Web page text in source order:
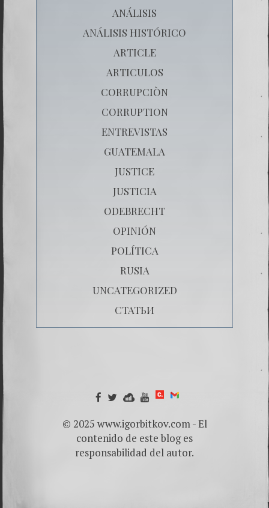
ANÁLISIS
ANÁLISIS HISTÓRICO
ARTICLE
ARTICULOS
CORRUPCIÒN
CORRUPTION
ENTREVISTAS
GUATEMALA
JUSTICE
JUSTICIA
ODEBRECHT
OPINIÓN
POLÍTICA
RUSIA
UNCATEGORIZED
СТАТЬИ
© 2025 www.igorbitkov.com - El
contenido de este blog es
responsabilidad del autor.